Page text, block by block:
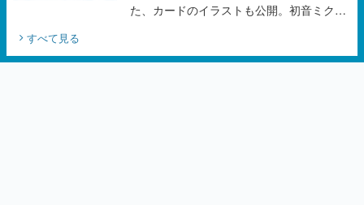
た、カードのイラストも公開。初音ミクの
すべて見る